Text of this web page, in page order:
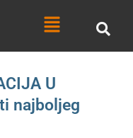
Menu
U
najboljeg